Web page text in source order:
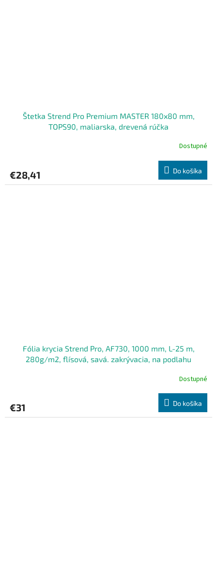
Štetka Strend Pro Premium MASTER 180x80 mm,
TOPS90, maliarska, drevená rúčka
Dostupné
€28,41 Do košíka
Fólia krycia Strend Pro, AF730, 1000 mm, L-25 m,
280g/m2, flísová, savá. zakrývacia, na podlahu
Dostupné
€31 Do košíka